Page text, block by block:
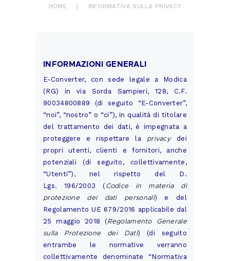
HOME INFORMATIVA SULLA PRIVACY
INFORMAZIONI GENERALI
E-Converter, con sede legale a Modica
(RG) in via Sorda Sampieri, 128, C.F.
90034800889 (di seguito “E-Converter”,
“noi”, “nostro” o “ci”), in qualità di titolare
del trattamento dei dati, è impegnata a
proteggere e rispettare la privacydei
propri utenti, clienti e fornitori, anche
potenziali (di seguito, collettivamente,
“Utenti”), nel rispetto del D.
Lgs. 196/2003 ( Codice in materia di
protezione dei dati personali) e del
Regolamento UE 679/2016 applicabile dal
25 maggio 2018 (Regolamento Generale
sulla Protezione dei Dati) (di seguito
entrambe le normative verranno
collettivamente denominate “Normativa